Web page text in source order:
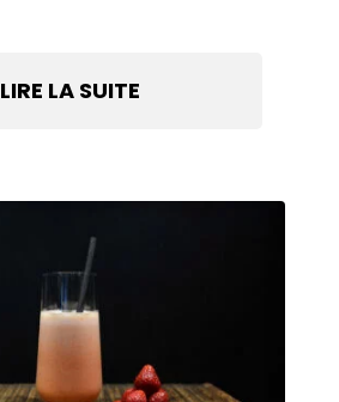
LIRE LA SUITE